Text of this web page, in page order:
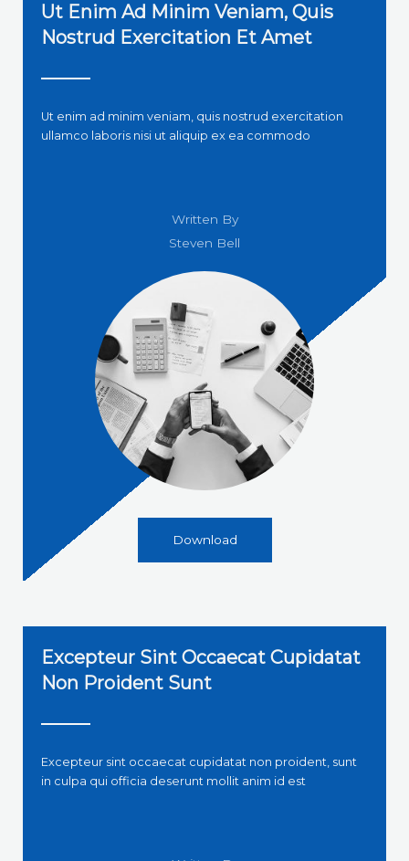
Ut Enim Ad Minim Veniam, Quis
Nostrud Exercitation Et Amet
Ut enim ad minim veniam, quis nostrud exercitation
ullamco laboris nisi ut aliquip ex ea commodo
Written By
Steven Bell
Download
Excepteur Sint Occaecat Cupidatat
Non Proident Sunt
Excepteur sint occaecat cupidatat non proident, sunt
in culpa qui officia deserunt mollit anim id est